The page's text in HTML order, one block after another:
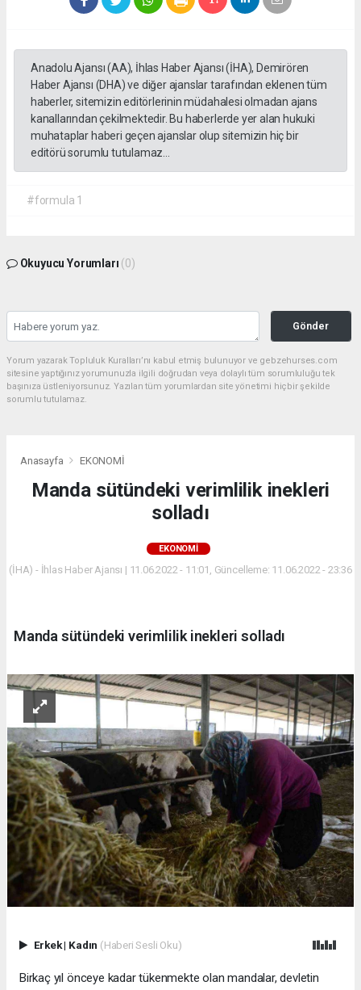
Anadolu Ajansı (AA), İhlas Haber Ajansı (İHA), Demirören
Haber Ajansı (DHA) ve diğer ajanslar tarafından eklenen tüm
haberler, sitemizin editörlerinin müdahalesi olmadan ajans
kanallarından çekilmektedir. Bu haberlerde yer alan hukuki
muhataplar haberi geçen ajanslar olup sitemizin hiç bir
editörü sorumlu tutulamaz...
#formula 1
Okuyucu Yorumları (0)
Gönder
Yorum yazarak Topluluk Kuralları’nı kabul etmiş bulunuyor ve gebzehurses.com
sitesine yaptığınız yorumunuzla ilgili doğrudan veya dolaylı tüm sorumluluğu tek
başınıza üstleniyorsunuz. Yazılan tüm yorumlardan site yönetimi hiçbir şekilde
sorumlu tutulamaz.
Anasayfa EKONOMİ
Manda sütündeki verimlilik inekleri
solladı
EKONOMİ
(İHA) - İhlas Haber Ajansı | 11.06.2022 - 11:01, Güncelleme: 11.06.2022 - 23:36
Manda sütündeki verimlilik inekleri solladı
Erkek| Kadın (Haberi Sesli Oku)
Birkaç yıl önceye kadar tükenmekte olan mandalar, devletin